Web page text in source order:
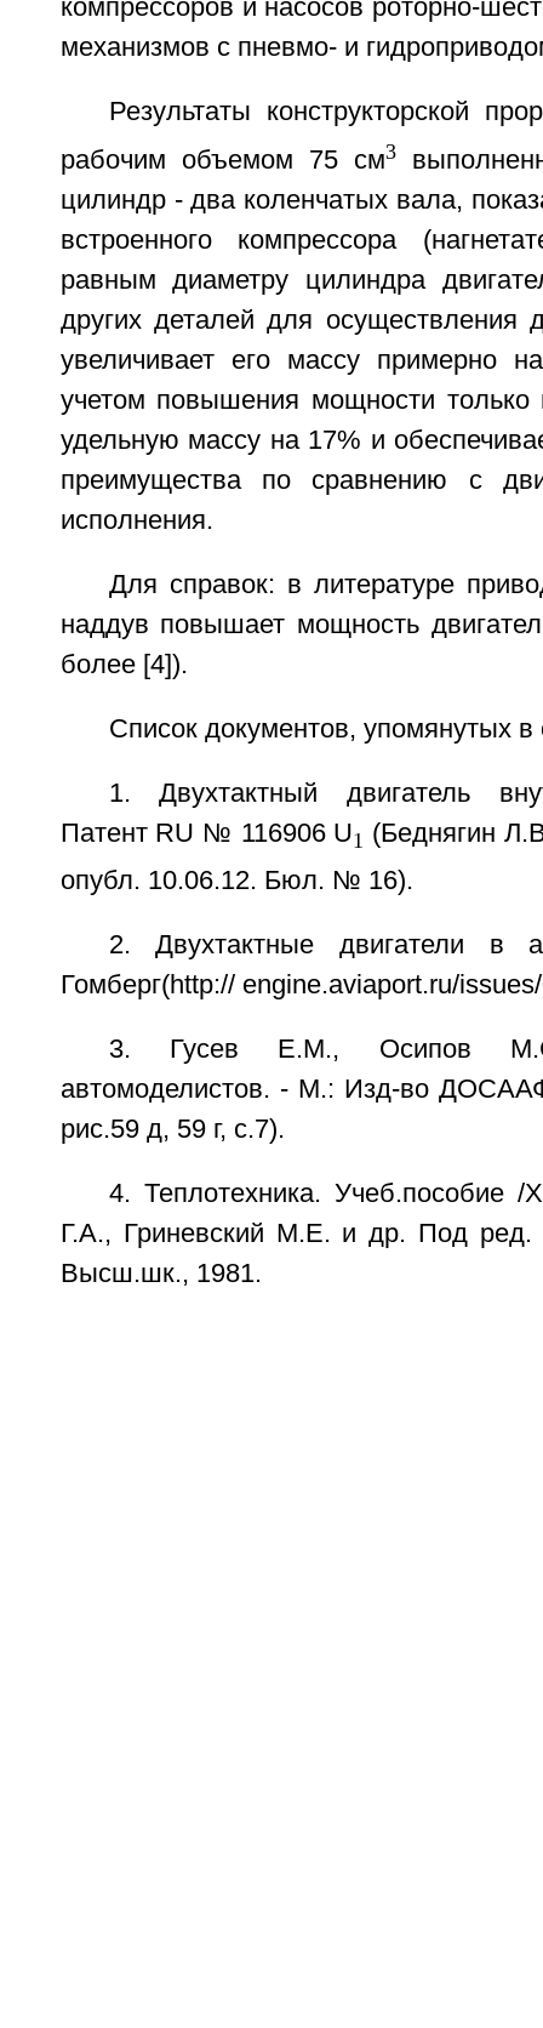
компрессоров и насосов роторно-
механизмов с пневмо- и
Результаты конструкторской
рабочим объемом 75 см3
цилиндр - два коленчатых вала,
встроенного компрессора
равным диаметру цилиндра
других деталей для осуществления
увеличивает его массу примерно
учетом повышения мощности только
удельную массу на 17% и
преимущества по сравнению с
исполнения.
Для справок: в литературе
наддув повышает мощность
более [4]).
Список документов, упомянутых в
1. Двухтактный двигатель
Патент RU № 116906 U1 (Беднягин
опубл. 10.06.12. Бюл. № 16).
2. Двухтактные двигатели в
Гомберг(http:// engine.aviaport.ru/
3. Гусев Е.М., Осипов
автомоделистов. - М.: Изд-во
рис.59 д, 59 г, с.7).
4. Теплотехника. Учеб.пособие
Г.А., Гриневский М.Е. и др. Под
Высш.шк., 1981.